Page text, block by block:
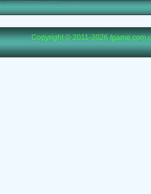
Copyright © 2011-2026